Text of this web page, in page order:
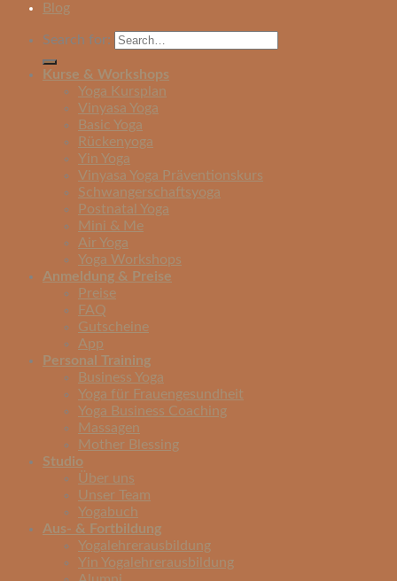
Blog
Search for:
Kurse & Workshops
Yoga Kursplan
Vinyasa Yoga
Basic Yoga
Rückenyoga
Yin Yoga
Vinyasa Yoga Präventionskurs
Schwangerschaftsyoga
Postnatal Yoga
Mini & Me
Air Yoga
Yoga Workshops
Anmeldung & Preise
Preise
FAQ
Gutscheine
App
Personal Training
Business Yoga
Yoga für Frauengesundheit
Yoga Business Coaching
Massagen
Mother Blessing
Studio
Über uns
Unser Team
Yogabuch
Aus- & Fortbildung
Yogalehrerausbildung
Yin Yogalehrerausbildung